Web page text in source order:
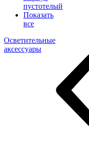
пустотелый
Показать
все
Осветительные
аксессуары